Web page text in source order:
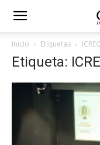
Inicio Etiquetas
Etiqueta: